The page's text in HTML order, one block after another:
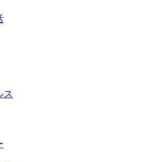
ス